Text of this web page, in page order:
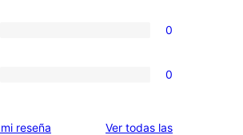
0
0
reseña Ver todas lasreseñas